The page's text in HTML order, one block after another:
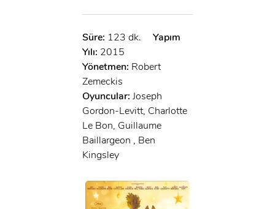
Süre: 123 dk.
Yapım
Yılı: 2015
Yönetmen: Robert
Zemeckis
Oyuncular: Joseph
Gordon-Levitt, Charlotte
Le Bon, Guillaume
Baillargeon , Ben
Kingsley